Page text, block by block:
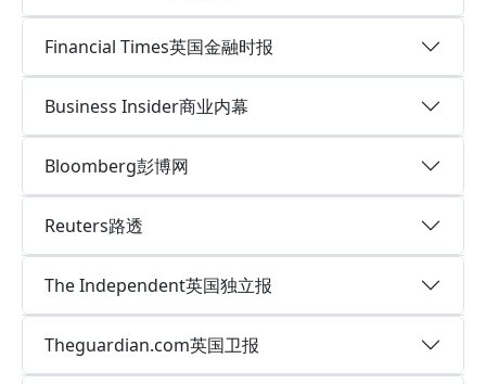
Financial Times英国金融时报
Business Insider商业内幕
Bloomberg彭博网
Reuters路透
The Independent英国独立报
Theguardian.com英国卫报